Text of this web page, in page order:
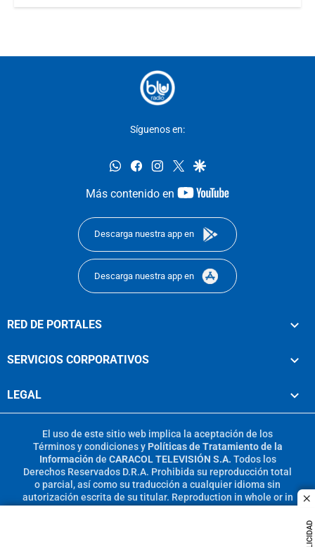
Síguenos en:
whatsappfacebookinstagram
twittergoogle
Más contenido en
youtube-
Descarga nuestra app en
Descarga nuestra app en
RED DE PORTALES
SERVICIOS CORPORATIVOS
LEGAL
El uso de este sitio web implica la aceptación de los
Términos y condicionesy Políticas de Tratamiento de la
Información de CARACOL TELEVISIÓN S.A. Todos los
Derechos Reservados D.R.A. Prohibida su reproducción total
o parcial, así como su traducción a cualquier idioma sin
autorización escrita de su titular. Reproduction in whole or in